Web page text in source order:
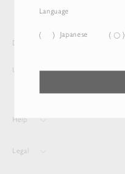
Language
Japanese
Delivery destination and Language
United States Japanese
Help
Legal